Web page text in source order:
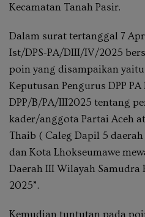
Kecamatan Tanah Pasir.
Dalam surat tertanggal 7
Ist/DPS-PA/DIII/IV/2025
poin yang disampaikan
Keputusan Pengurus DPP PA
DPP/B/PA/III2025 tentang
kader/anggota Partai Aceh
Thaib ( Caleg Dapil 5
dan Kota Lhokseumawe
Daerah III Wilayah Samudra
2025”.
Kemudian tuntutan pada